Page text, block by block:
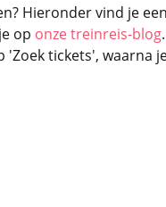
Hieronder vind je
op onze treinreis-blog
tickets', waarna